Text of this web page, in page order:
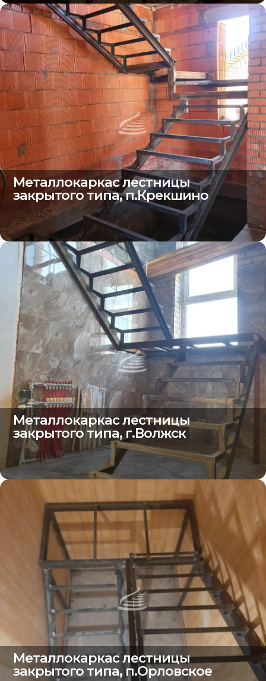
Металлокаркас лестницы
закрытого типа, п.Крекшино
Металлокаркас лестницы
закрытого типа, г.Волжск
Металлокаркас лестницы
закрытого типа, п.Орловское